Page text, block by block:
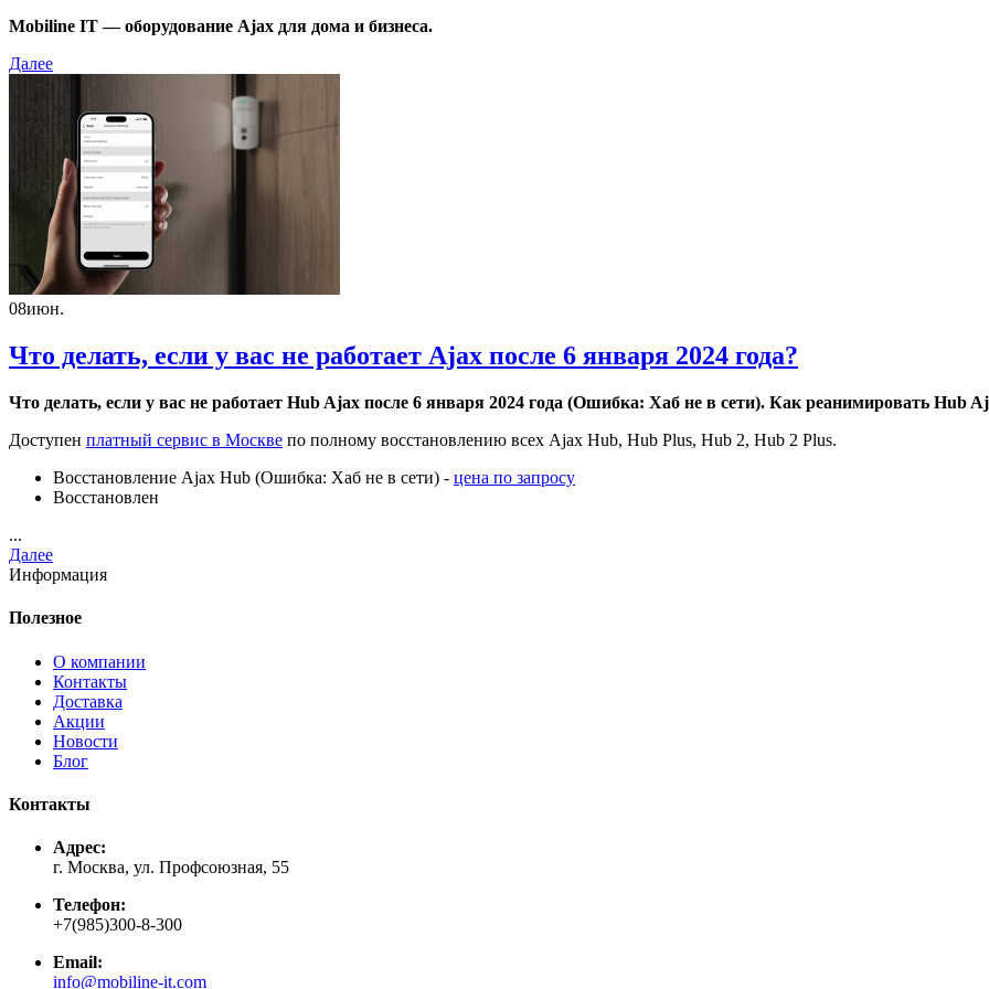
Mobiline IT — оборудование Ajax для дома и бизнеса.
Далее
08июн.
Что делать, если у вас не работает Ajax после 6 января 2024 года​​?
Что делать, если у вас не работает Hub Ajax после 6 января 2024 года (Ошибка: Хаб не в сети). Как реанимировать Hub
Доступен платный сервис в Москве по полному восстановлению всех Ajax Hub, Hub Plus, Hub 2, Hub 2 Plus.
Восстановление Ajax Hub (Ошибка: Хаб не в сети) - цена по запросу
Восстановлен
...
Далее
Информация
Полезное
О компании
Контакты
Доставка
Акции
Новости
Блог
Контакты
Адрес:
г. Москва, ул. Профсоюзная, 55
Телефон:
+7(985)300-8-300
Email:
info@mobiline-it.com